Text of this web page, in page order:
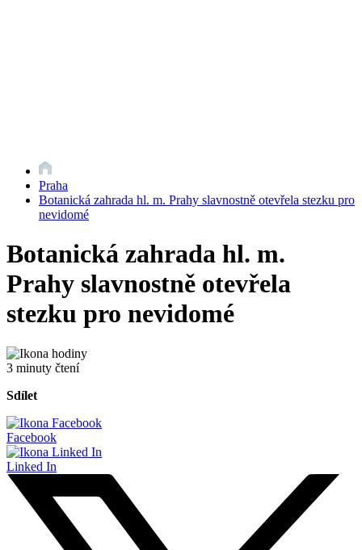
Praha
Botanická zahrada hl. m. Prahy slavnostně otevřela stezku pro
nevidomé
Botanická zahrada hl. m.
Prahy slavnostně otevřela
stezku pro nevidomé
3 minuty čtení
Sdílet
Facebook
Linked In